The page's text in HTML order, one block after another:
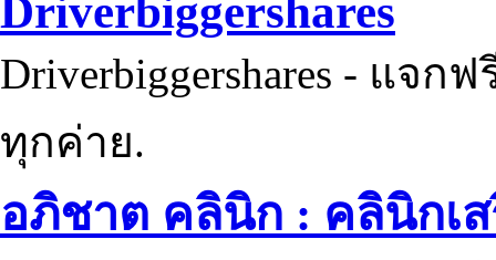
Driverbiggershares
Driverbiggershares - แจก
ทุกค่าย.
อภิชาต คลินิก : คลินิกเ